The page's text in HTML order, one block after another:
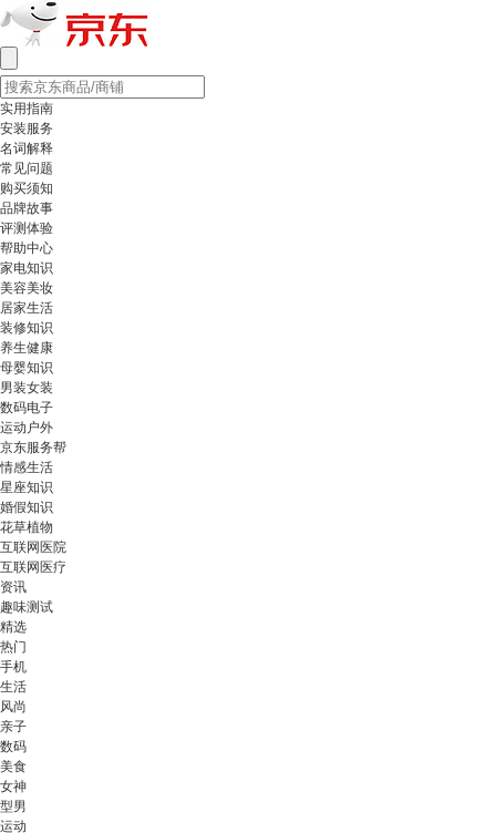
实用指南
安装服务
名词解释
常见问题
购买须知
品牌故事
评测体验
帮助中心
家电知识
美容美妆
居家生活
装修知识
养生健康
母婴知识
男装女装
数码电子
运动户外
京东服务帮
情感生活
星座知识
婚假知识
花草植物
互联网医院
互联网医疗
资讯
趣味测试
精选
热门
手机
生活
风尚
亲子
数码
美食
女神
型男
运动